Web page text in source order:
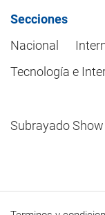
Secciones
Nacional
Tecnología e
Subrayado Show